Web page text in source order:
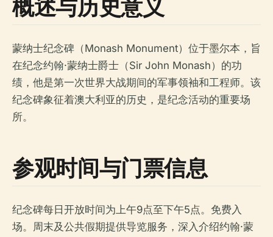
概述与历史意义
蒙纳士纪念碑（Monash Monument）位于墨尔本，旨
在纪念约翰·蒙纳士爵士（Sir John Monash）的功
绩，他是第一次世界大战期间的军事领袖和工程师。该
纪念碑象征着澳大利亚的历史，是纪念活动的重要场
所。
参观时间与门票信息
纪念碑每日开放时间为上午9点至下午5点。免费入
场。周末及公共假期提供导览服务，深入介绍约翰·蒙